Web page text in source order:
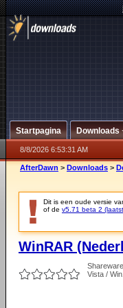
Startpagina Downloads
8/8/2026 6:53:31 AM
AfterDawn > Downloads >
Dit is een oude versie
of de v5.71 beta 2
WinRAR
Shareware
Vista /